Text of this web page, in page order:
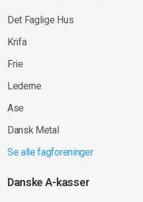
Det Faglige Hus
Krifa
Frie
Lederne
Ase
Dansk Metal
Se alle fagforeninger
Danske A-kasser